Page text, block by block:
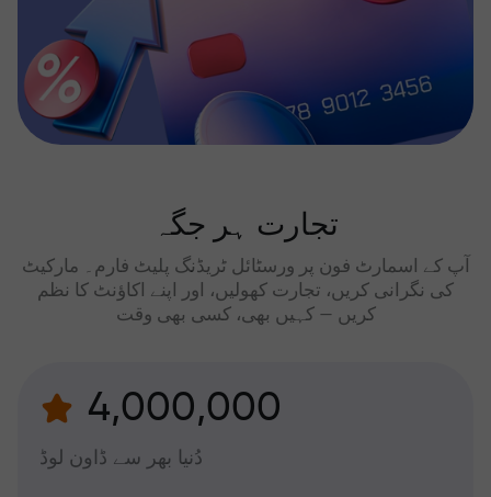
تجارت ہر جگہ
آپ کے اسمارٹ فون پر ورسٹائل ٹریڈنگ پلیٹ فارم۔ مارکیٹ
کی نگرانی کریں، تجارت کھولیں، اور اپنے اکاؤنٹ کا نظم
کریں — کہیں بھی، کسی بھی وقت
4,000,000
دُنیا بھر سے ڈاون لوڈ